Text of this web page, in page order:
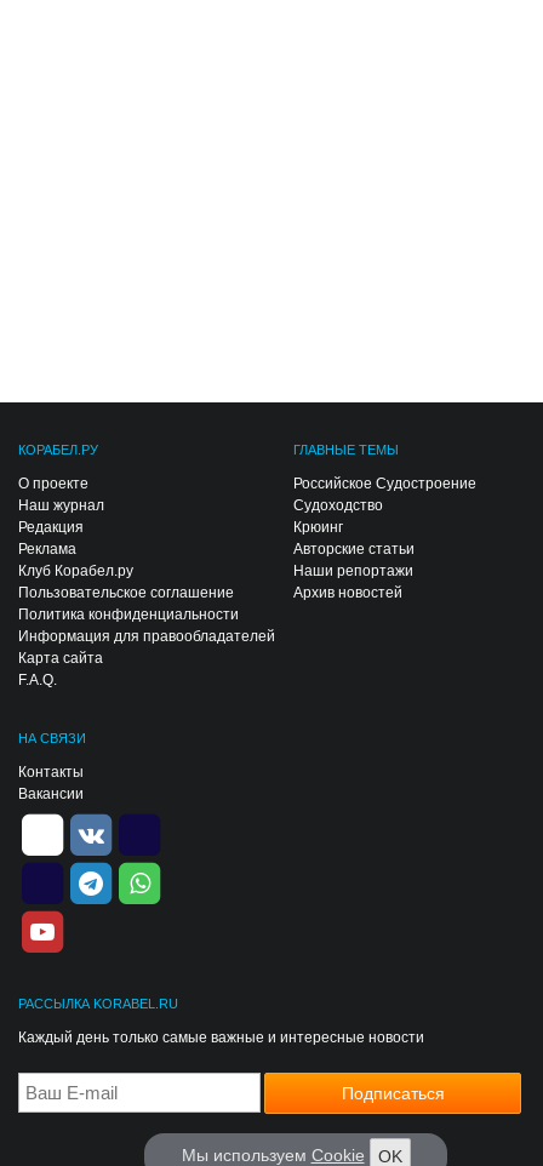
КОРАБЕЛ.РУ
О проекте
Наш журнал
Редакция
Реклама
Клуб Корабел.ру
Пользовательское соглашение
Политика конфиденциальности
Информация для правообладателей
Карта сайта
F.A.Q.
ГЛАВНЫЕ ТЕМЫ
Российское Судостроение
Судоходство
Крюинг
Авторские статьи
Наши репортажи
Архив новостей
НА СВЯЗИ
Контакты
Вакансии
РАССЫЛКА KORABEL.RU
Каждый день только самые важные и интересные новости
Мы используем Cookie OK